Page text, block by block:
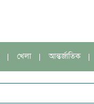
খেলা আন্তর্জাতিক